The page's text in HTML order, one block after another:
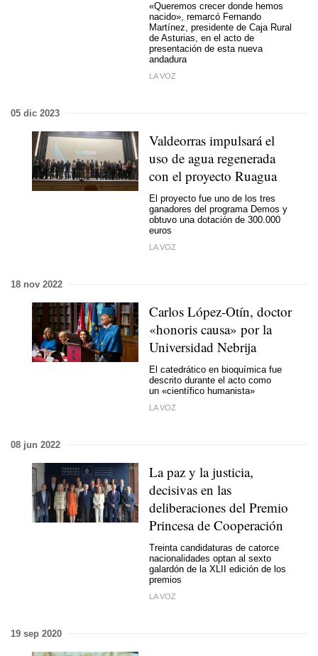
«Queremos crecer donde hemos
nacido», remarcó Fernando
Martínez, presidente de Caja Rural
de Asturias, en el acto de
presentación de esta nueva
andadura
LA VOZ
05 dic 2023
Valdeorras impulsará el
uso de agua regenerada
con el proyecto Ruagua
El proyecto fue uno de los tres
ganadores del programa Demos y
obtuvo una dotación de 300.000
euros
LA VOZ
18 nov 2022
Carlos López-Otín, doctor
«honoris causa» por la
Universidad Nebrija
El catedrático en bioquímica fue
descrito durante el acto como
un «científico humanista»
LA VOZ
08 jun 2022
La paz y la justicia,
decisivas en las
deliberaciones del Premio
Princesa de Cooperación
Treinta candidaturas de catorce
nacionalidades optan al sexto
galardón de la XLII edición de los
premios
LA VOZ
19 sep 2020